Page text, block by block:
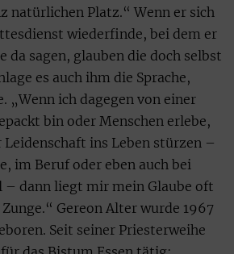
natürlichen Platz.“ Wenn er sich
wiederfinde, bei dem er
da sagen, glauben die doch selbst
es auch ihm die Sprache,
„Wenn ich dagegen von einer
bin oder Menschen erlebe,
ins Leben stürzen –
im Beruf oder eben auch bei
– dann liegt mir mein Glaube oft
Gereon Alter wurde 1967
Seit seiner Priesterweihe